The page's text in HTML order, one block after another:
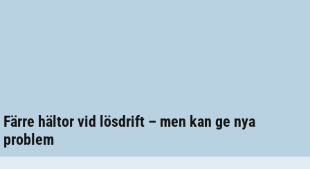
Färre hältor vid lösdrift – men kan ge nya
problem